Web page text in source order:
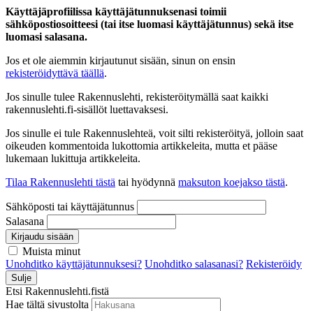
Käyttäjäprofiilissa käyttäjätunnuksenasi toimii
sähköpostiosoitteesi (tai itse luomasi käyttäjätunnus) sekä itse
luomasi salasana.
Jos et ole aiemmin kirjautunut sisään, sinun on ensin
rekisteröidyttävä täällä.
Jos sinulle tulee Rakennuslehti, rekisteröitymällä saat kaikki
rakennuslehti.fi-sisällöt luettavaksesi.
Jos sinulle ei tule Rakennuslehteä, voit silti rekisteröityä, jolloin saat
oikeuden kommentoida lukottomia artikkeleita, mutta et pääse
lukemaan lukittuja artikkeleita.
Tilaa Rakennuslehti tästä tai hyödynnä maksuton koejakso tästä.
Sähköposti tai käyttäjätunnus
Salasana
Kirjaudu sisään
Muista minut
Unohditko käyttäjätunnuksesi? Unohditko salasanasi? Rekisteröidy
Sulje
Etsi Rakennuslehti.fistä
Hae tältä sivustolta